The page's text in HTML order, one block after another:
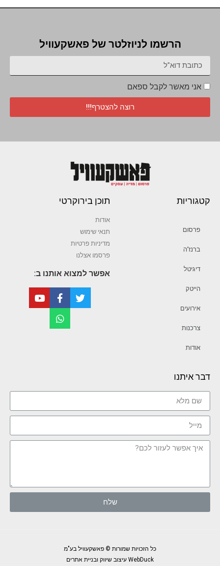
הרשמו לניוזלטר של פאשקעוויל
אני מאשר לקבל ספאם
רוצה להצטרף!!!
קטגוריות
פרסום
ברנז’ה
דיגיטל
הייטק
אירועים
צרכנות
אודות
תוכן בירוקרטי
אודות
תנאי שימוש
מדיניות פרטיות
פרסמו אצלנו
אפשר למצוא אותנו ב:
דבר איתנו
שלח
כל הזכויות שמורות © פאשקעוויל בע"מ
WebDuck עיצוב שיווק ובניית אתרים